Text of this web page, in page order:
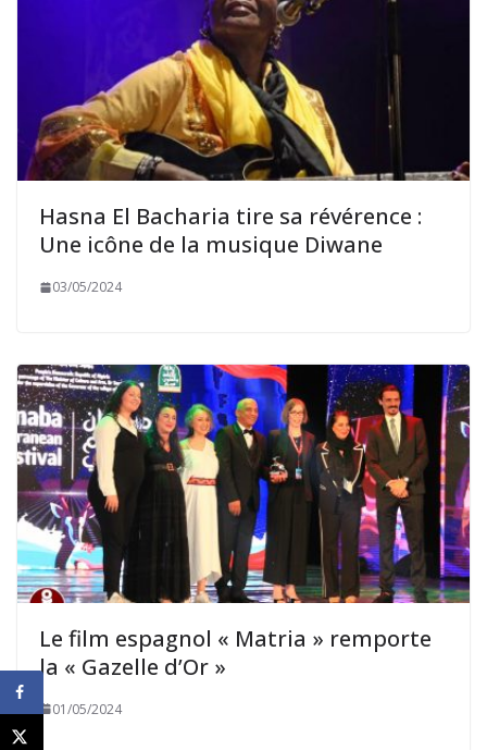
Hasna El Bacharia tire sa révérence :
Une icône de la musique Diwane
03/05/2024
Le film espagnol « Matria » remporte
la « Gazelle d’Or »
01/05/2024